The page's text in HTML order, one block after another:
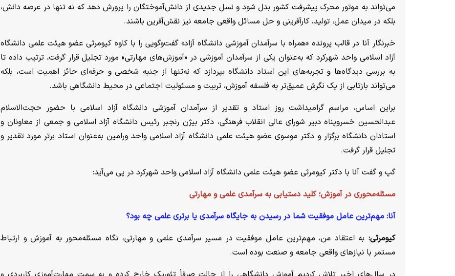
می‌تواند به موتور محرک پیشرفت کشور بدل شود و نسل جدیدی از دانش‌آموختگان را پرورش دهد که نه تنها در عرصه دانش،
بلکه در میدان عمل، تولید، کارآفرینی و حل مسائل واقعی جامعه نیز نقش‌آفرین باشند.
خبرنگار آنا در قالب پرونده «همراه با سر‌آمدان آموزشی دانشگاه آزاد» گفت‌و‌گویی را با کاوه کیومرثی عضو هیئت علمی دانشگاه
آزاد اسلامی واحد شهرکرد که به‌عنوان یکی از سرآمدان آموزشی در «آموزش‌های مهارتی» مورد تجلیل قرار گرفت، ترتیب داده تا
به بررسی دیدگاه‌ها و تجربه‌های این استاد دانشگاه بپردازد که نه‌تنها از جنبه شخصی و حرفه‌ای حائز اهمیت است، بلکه
می‌تواند بازتابی از یک نگرش عمیق‌تر به فلسفه آموزش، تربیت و مسئولیت اجتماعی در محیط دانشگاهی باشد.
براین اساس، مراسم گرامیداشت روز استاد و تقدیر از سرآمدان آموزشی دانشگاه آزاد اسلامی با حضور حجت‌الاسلام
عبدالحسین خسروپناه دبیر شورای عالی انقلاب فرهنگی، دکتر بیژن رنجبر رئیس دانشگاه آزاد اسلامی و جمعی از معاونان و
استادان دانشگاه برگزار و دکتر موسوی عضو هیئت علمی دانشگاه آزاد اسلامی واحد ورامین به‌عنوان استاد برتر مورد تقدیر و
تجلیل قرار گرفت.
گپ و گفت آنا با دکتر کیومرثی عضو هیئت علمی دانشگاه آزاد اسلامی واحد شهرکرد در پی می‌آید:
مسئله‌محوری در آموزش؛ کلید دستیابی به سرآمدی علمی و مهارتی
آنا: مهم‌ترین عامل موفقیت شما در رسیدن به جایگاه سرآمدی یا برتری علمی چه بود؟
کیومرثی: به اعتقاد من، مهم‌ترین عامل موفقیت در مسیر سرآمدی علمی و مهارتی، نگاه مسئله‌محور به آموزش و ارتباط
مستمر با نیاز‌های واقعی جامعه و صنعت بوده است.